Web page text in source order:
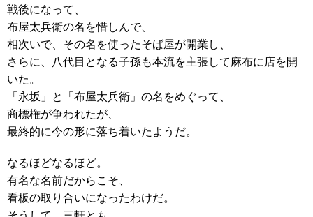
戦後になって、
布屋太兵衛の名を惜しんで、
相次いで、その名を使ったそば屋が開業し、
さらに、八代目となる子孫も本流を主張して麻布に店を開
いた。
「永坂」と「布屋太兵衛」の名をめぐって、
商標権が争われたが、
最終的に今の形に落ち着いたようだ。
なるほどなるほど。
有名な名前だからこそ、
看板の取り合いになったわけだ。